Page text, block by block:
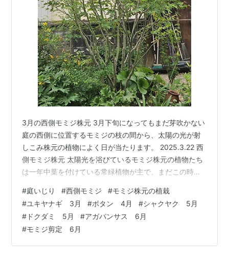
3月の西側モミジ株元 3月下旬になってもまだ芽吹かない
庭の西側に位置するモミジの枝の間から、太陽の光が射
しこみ株元の植物によく日が当たります。 2025.3.22 西
側モミジ株元 太陽光を浴びているモミジ株元の植物たち
は一年中葉を付けている常緑植物が主で、まだこの時期
小さい落葉低木のユキヤナギは1、2枝ほどに白い花を咲
かせ、右奥のスイセンは眩しい程の黄色い花を咲かせて
いました。 4月の西側モミジ株元 2025.4.8 新芽の展葉
芽吹かないと思ってから、たった数日で一気に芽吹き4月
上旬には赤い新芽が全ての枝で開き、 2025.4.16 ボタ
#庭いじり #西側モミジ #モミジ株元の植栽
#ユキヤナギ 3月 #ボタン 4月 #シャクヤク 5月
# ドクダミ 5月 #アガパンサス 6月
#モミジ剪定 6月